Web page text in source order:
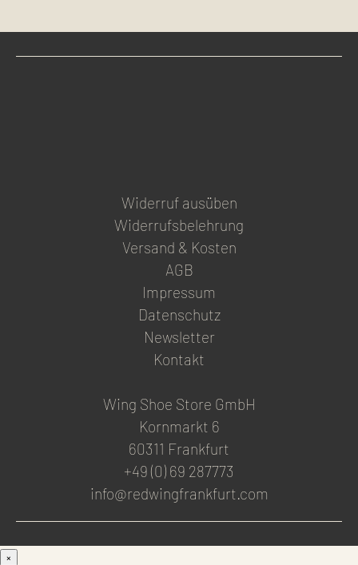
Widerruf ausüben
Widerrufsbelehrung
Versand & Kosten
AGB
Impressum
Datenschutz
Newsletter
Kontakt
Wing Shoe Store GmbH
Kornmarkt 6
60311 Frankfurt
+49 (0) 69 287773
info@redwingfrankfurt.com
×